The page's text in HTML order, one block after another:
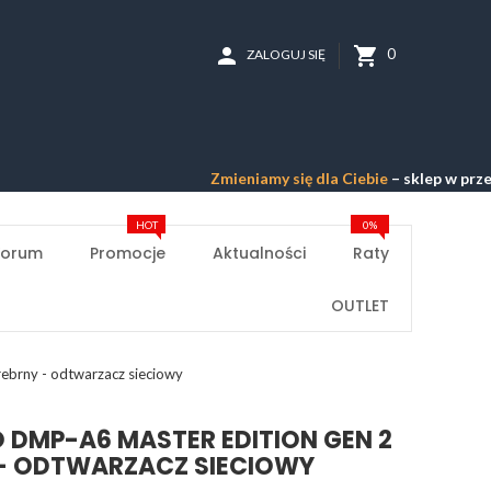
shopping_cart 0
person ZALOGUJ SIĘ
Zmieniamy się dla Ciebie– sklep w
Promocje
HOT
Aktualności Raty
0%
OUTLET
- odtwarzacz sieciowy
DMP-A6 MASTER EDITION GEN 2
ODTWARZACZ SIECIOWY